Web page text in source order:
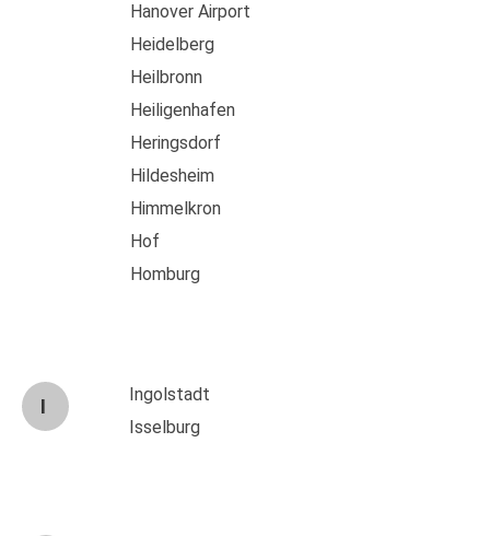
Hanover Airport
Heidelberg
Heilbronn
Heiligenhafen
Heringsdorf
Hildesheim
Himmelkron
Hof
Homburg
I
Ingolstadt
Isselburg